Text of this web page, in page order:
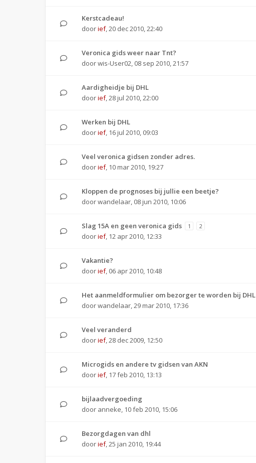
Kerstcadeau!
doorief,20 dec 2010, 22:40
Veronica gids weer naar Tnt?
doorwis-User02, 08 sep 2010, 21:57
Aardigheidje bij DHL
doorief,28 jul 2010, 22:00
Werken bij DHL
doorief, 16 jul 2010, 09:03
Veel veronica gidsen zonder adres.
doorief, 10 mar 2010, 19:27
Kloppen de prognoses bij jullie een beetje?
doorwandelaar, 08 jun 2010, 10:06
Slag 15A en geen veronica gids 1 2
doorief, 12 apr 2010, 12:33
Vakantie?
doorief, 06 apr 2010, 10:48
Het aanmeldformulier om bezorger te worden bij DHL
doorwandelaar,29 mar 2010, 17:36
Veel veranderd
doorief,28 dec 2009, 12:50
Microgids en andere tv gidsen van AKN
doorief, 17 feb 2010, 13:13
bijlaadvergoeding
door anneke, 10 feb 2010, 15:06
Bezorgdagen van dhl
doorief,25 jan 2010, 19:44